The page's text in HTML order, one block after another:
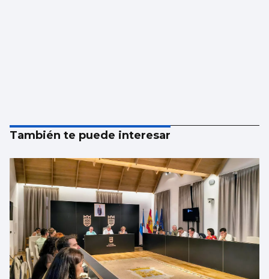
También te puede interesar